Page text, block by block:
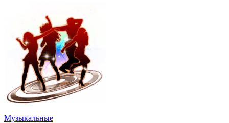
Музыкальные